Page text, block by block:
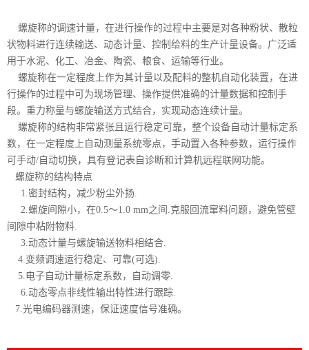
螺旋称的调速计量，在进行操作的过程中主要是对各种粉状、散粒
状物料进行连续输送、动态计量、控制给料的生产计量设备。广泛适
用于水泥、化工、冶金、陶瓷、粮食、运输等行业。
螺旋称在一定程度上作为其计量以及配料的整机自动化装置，在进
行操作的过程中可为现场管理、操作提供准确的计量数据和控制手
段。重力称量与螺旋输送方式结合，实现动态连续计量。
螺旋称的结构非常紧张且运行稳定可靠，整个设备自动计量标定系
数，在一定程度上自动测量系统零点，手动置入各种参数，运行操作
可手动/自动切换，具有登记表自诊断和计算机远程联网功能。
螺旋称的结构特点
1.密封结构，减少粉尘外扬.
2.螺旋间隙小，在0.5～1.0 mm之间.克服回流窜料问题，避免管壁
间隙中粘附物料.
3.动态计量与螺旋输送物料相结合.
4.变频调速运行稳定、可靠(可选).
5.电子自动计量标定系数，自动调零.
6.动态零点非线性输出特性进行跟踪.
7.光电编码器测速，保证速度信号准确。